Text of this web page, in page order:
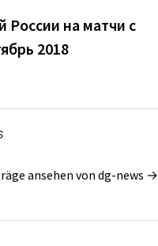
России на матчи с
2018
ansehen von dg-news →